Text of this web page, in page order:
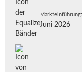
Markteinführung:
Juni 2026